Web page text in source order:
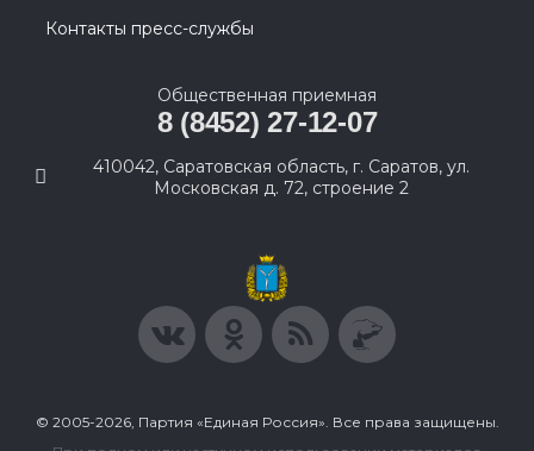
Контакты пресс-службы
Общественная приемная
8 (8452) 27-12-07
410042, Саратовская область, г. Саратов, ул.
Московская д. 72, строение 2
© 2005-2026, Партия «Единая Россия». Все права защищены.